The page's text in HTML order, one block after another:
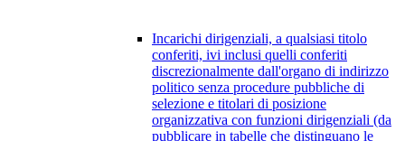
Incarichi dirigenziali, a qualsiasi titolo
conferiti, ivi inclusi quelli conferiti
discrezionalmente dall'organo di indirizzo
politico senza procedure pubbliche di
selezione e titolari di posizione
organizzativa con funzioni dirigenziali (da
pubblicare in tabelle che distinguano le